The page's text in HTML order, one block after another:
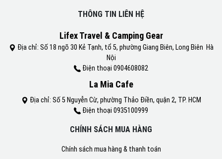
THÔNG TIN LIÊN HỆ
Lifex Travel & Camping Gear
Địa chỉ: Số 18 ngõ 30 Kẻ Tạnh, tổ 5, phường Giang Biên, Long Biên Hà
Nội
Điện thoại 0904608082
La Mia Cafe
Địa chỉ: Số 5 Nguyễn Cừ, phường Thảo Điền, quận 2, TP. HCM
Điện thoại 0935100999
CHÍNH SÁCH MUA HÀNG
Chính sách mua hàng & thanh toán